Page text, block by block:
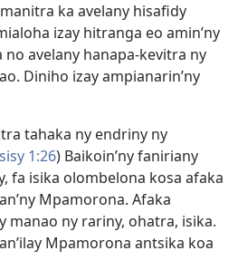
ka avelany hisafidy
izay hitranga eo amin’ny
avelany hanapa-kevitra ny
Diniho izay ampianarin’ny
tahaka ny endriny ny
1:26) Baikoin’ny faniriany
fa isika olombelona kosa afaka
Mpamorona. Afaka
manao ny rariny, ohatra, isika.
Mpamorona antsika koa